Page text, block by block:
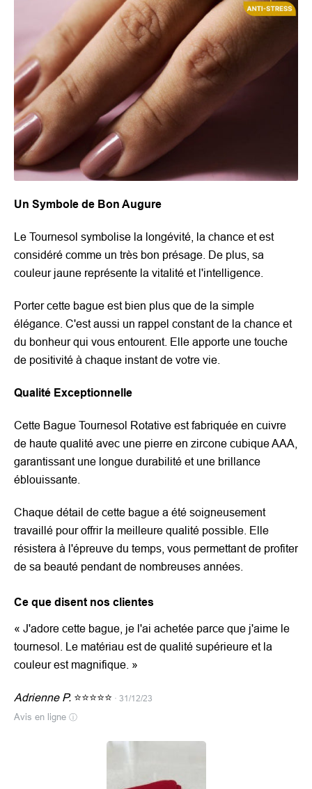
Un Symbole de Bon Augure
Le Tournesol symbolise la longévité, la chance et est
considéré comme un très bon présage. De plus, sa
couleur jaune représente la vitalité et l'intelligence.
Porter cette bague est bien plus que de la simple
élégance. C'est aussi un rappel constant de la chance et
du bonheur qui vous entourent. Elle apporte une touche
de positivité à chaque instant de votre vie.
Qualité Exceptionnelle
Cette Bague Tournesol Rotative est fabriquée en cuivre
de haute qualité avec une pierre en zircone cubique AAA,
garantissant une longue durabilité et une brillance
éblouissante.
Chaque détail de cette bague a été soigneusement
travaillé pour offrir la meilleure qualité possible. Elle
résistera à l'épreuve du temps, vous permettant de profiter
de sa beauté pendant de nombreuses années.
Ce que disent nos clientes
« J'adore cette bague, je l'ai achetée parce que j'aime le
tournesol. Le matériau est de qualité supérieure et la
couleur est magnifique. »
Adrienne P. ⭐️⭐️⭐️⭐️⭐️ · 31/12/23
Avis en ligne ⓘ